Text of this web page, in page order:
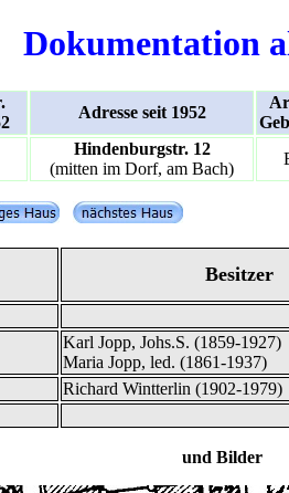
Dokumentation
Adresse seit 1952
Hindenburgstr. 12
(mitten im Dorf, am Bach)
Besitzer
Karl Jopp, Johs.S. (1859-1927)
Maria Jopp, led. (1861-1937)
Richard Wintterlin (1902-1979)
und Bilder